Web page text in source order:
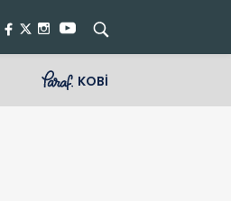
KOBİ